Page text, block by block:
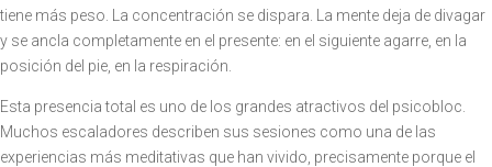
tiene más peso. La concentración se dispara. La mente deja de divagar
y se ancla completamente en el presente: en el siguiente agarre, en la
posición del pie, en la respiración.
Esta presencia total es uno de los grandes atractivos del psicobloc.
Muchos escaladores describen sus sesiones como una de las
experiencias más meditativas que han vivido, precisamente porque el